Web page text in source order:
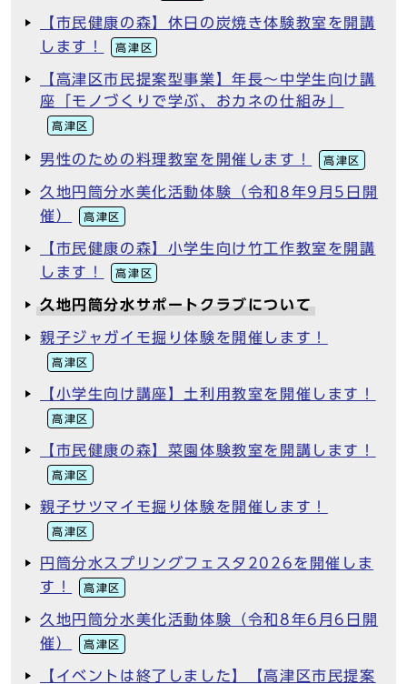
【市民健康の森】休日の炭焼き体験教室を開講
します！
高津区
【高津区市民提案型事業】年長～中学生向け講
座「モノづくりで学ぶ、おカネの仕組み」
高津区
男性のための料理教室を開催します！ 高津区
久地円筒分水美化活動体験（令和8年9月5日開
催）
高津区
【市民健康の森】小学生向け竹工作教室を開講
します！
高津区
久地円筒分水サポートクラブについて
親子ジャガイモ掘り体験を開催します！
高津区
【小学生向け講座】土利用教室を開催します！
高津区
【市民健康の森】菜園体験教室を開講します！
高津区
親子サツマイモ掘り体験を開催します！
高津区
円筒分水スプリングフェスタ2026を開催しま
す！
高津区
久地円筒分水美化活動体験（令和8年6月6日開
催）
高津区
【イベントは終了しました】【高津区市民提案